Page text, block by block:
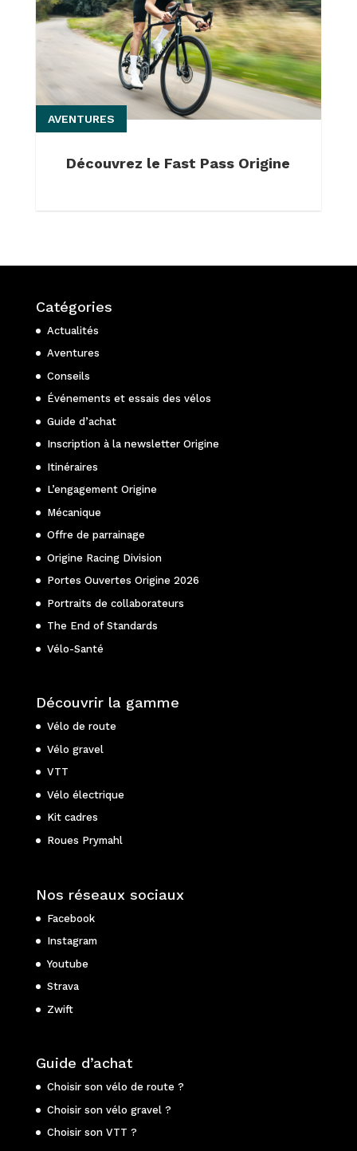
Découvrez le Fast Pass Origine
AVENTURES
Catégories
Actualités
Aventures
Conseils
Événements et essais des vélos
Guide d’achat
Inscription à la newsletter Origine
Itinéraires
L’engagement Origine
Mécanique
Offre de parrainage
Origine Racing Division
Portes Ouvertes Origine 2026
Portraits de collaborateurs
The End of Standards
Vélo-Santé
Découvrir la gamme
Vélo de route
Vélo gravel
VTT
Vélo électrique
Kit cadres
Roues Prymahl
Nos réseaux sociaux
Facebook
Instagram
Youtube
Strava
Zwift
Guide d’achat
Choisir son vélo de route ?
Choisir son vélo gravel ?
Choisir son VTT ?